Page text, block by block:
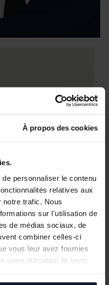
À propos des cookies
personnaliser le contenu
relatives aux
notre trafic. Nous
sur l'utilisation de
de médias sociaux, de
combiner celles-ci
vous leur avez fournies
votre utilisation de leurs